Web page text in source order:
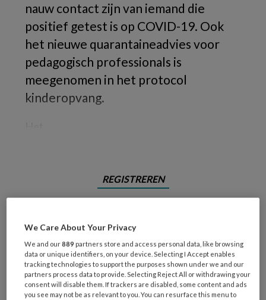
nauw contact zijn van iemand die
positief getest is op COVID-19. Ook
het nieuwe quarantaineadvies voor
pedagogisch professionals is
meegenomen in het protocol
kinderopvang.
REGISTREREN
Maak gratis een account aan en lees 2
artikelen gratis per maand
Al een account of abonnement?Log dan in
We Care About Your Privacy
We and our889 partners store and access personal data, like browsing
data or unique identifiers, on your device. Selecting I Accept enables
tracking technologies to support the purposes shown under we and our
partners process data to provide. Selecting Reject All or withdrawing your
consent will disable them. If trackers are disabled, some content and ads
you see may not be as relevant to you. You can resurface this menu to